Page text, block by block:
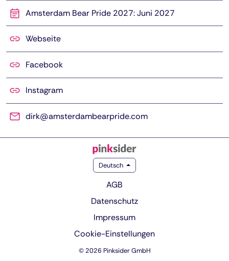
Amsterdam Bear Pride 2027: Juni 2027
Webseite
Facebook
Instagram
dirk@amsterdambearpride.com
Deutsch
AGB
Datenschutz
Impressum
Cookie-Einstellungen
© 2026 Pinksider GmbH